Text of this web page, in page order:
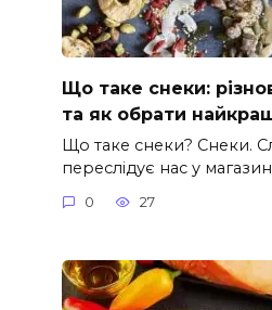
Що таке снеки:
та як обрати
Що таке снеки? Снеки.
переслідує нас у
0 27